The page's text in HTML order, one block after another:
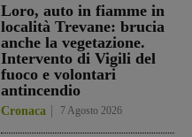
Loro, auto in fiamme in
località Trevane: brucia
anche la vegetazione.
Intervento di Vigili del
fuoco e volontari
antincendio
Cronaca 7 Agosto 2026